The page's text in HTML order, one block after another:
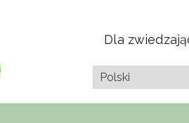
Muzeum
Pazdura
Dla